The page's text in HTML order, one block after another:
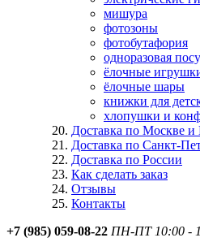
мишура
фотозоны
фотобутафория
одноразовая
ёлочные
ёлочные шары
книжки для
хлопушки и
Доставка по Москве
Доставка по Санкт-
Доставка по России
Как сделать заказ
Отзывы
Контакты
+7 (985) 059-08-22 ПН-ПТ 10:00 -